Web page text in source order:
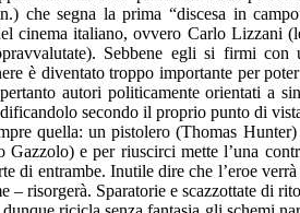
che segna la prima “discesa in
cinema italiano, ovvero Carlo Lizzani
Sebbene egli si firmi con
è diventato troppo importante per
autori politicamente orientati a
secondo il proprio punto di
quella: un pistolero (Thomas
Gazzolo) e per riuscirci mette l’una
di entrambe. Inutile dire che l’eroe verrà
– risorgerà. Sparatorie e scazzottate di